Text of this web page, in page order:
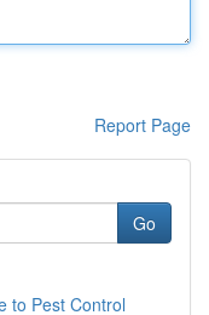
Report Page
Go
to Pest Control